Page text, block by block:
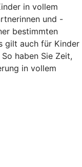
in vollem
und -
bestimmten
gilt auch für Kinder
haben Sie Zeit,
in vollem